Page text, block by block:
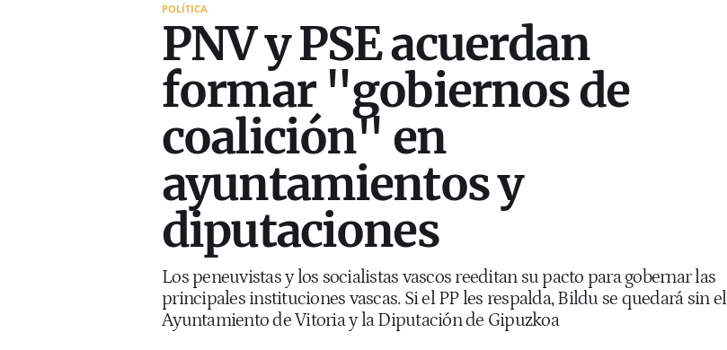
POLÍTICA
PNV y PSE acuerdan
formar "gobiernos de
coalición" en
ayuntamientos y
diputaciones
Los peneuvistas y los socialistas vascos reeditan su pacto para gobernar las
principales instituciones vascas. Si el PP les respalda, Bildu se quedará sin el
Ayuntamiento de Vitoria y la Diputación de Gipuzkoa